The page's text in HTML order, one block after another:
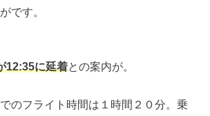
です。
12:35に延着との案内が。
のフライト時間は１時間２０分。乗